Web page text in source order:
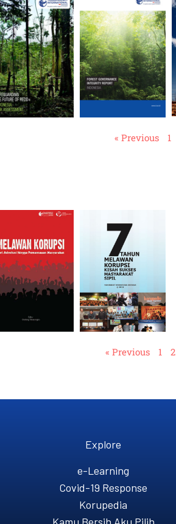
« Previous 1
« Previous 1 2
Explore
e-Learning
Covid-19 Response
Korupedia